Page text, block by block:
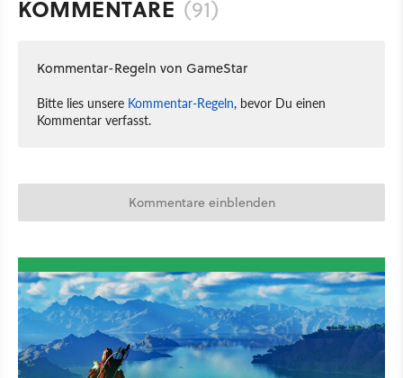
KOMMENTARE (91)
Kommentar-Regeln von GameStar
Bitte lies unsere Kommentar-Regeln, bevor Du einen
Kommentar verfasst.
Kommentare einblenden